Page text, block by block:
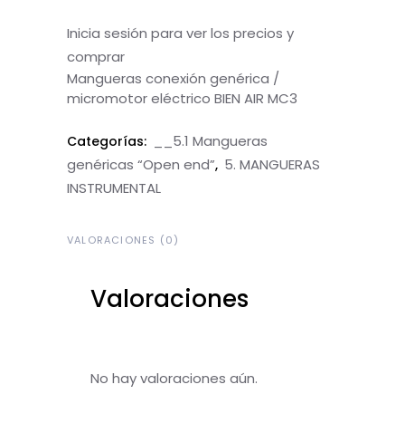
Inicia sesión para ver los precios y
comprar
Mangueras conexión genérica /
micromotor eléctrico BIEN AIR MC3
Categorías:
__5.1 Mangueras
genéricas “Open end”, 5. MANGUERAS
INSTRUMENTAL
VALORACIONES (0)
Valoraciones
No hay valoraciones aún.